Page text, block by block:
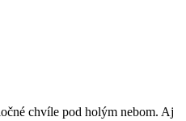
chvíle pod holým nebom. Aj